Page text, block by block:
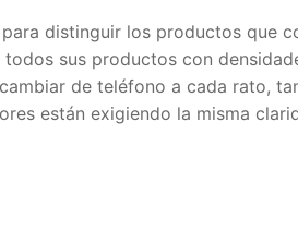
distinguir los productos que
sus productos con
de teléfono a cada rato,
están exigiendo la misma